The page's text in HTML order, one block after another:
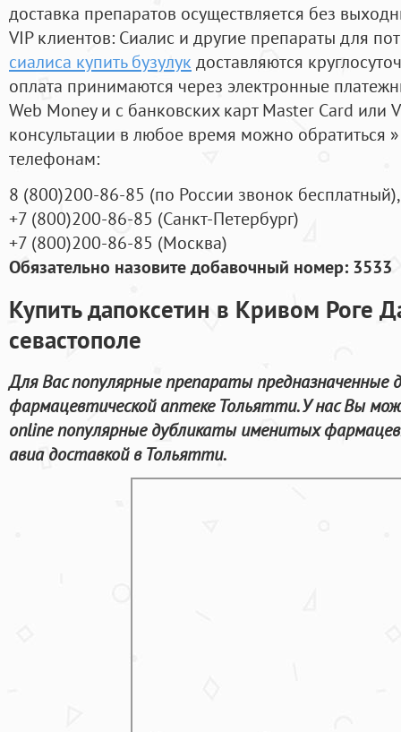
доставка препаратов осуществляется без
VIP клиентов: Сиалис и другие препараты для
сиалиса купить бузулук доставляются
оплата принимаются через электронные
Web Money и с банковских карт Master Card или
консультации в любое время можно обратиться
телефонам:
8 (800)200-86-85 (по России звонок бесплатный),
+7 (800)200-86-85 (Санкт-Петербург)
+7 (800)200-86-85 (Москва)
Обязательно назовите добавочный номер: 3533
Купить дапоксетин в Кривом Роге
севастополе
Для Вас популярные препараты предназначенные
фармацевтической аптеке Тольятти. У нас Вы
online популярные дубликаты именитых
авиа доставкой в Тольятти.